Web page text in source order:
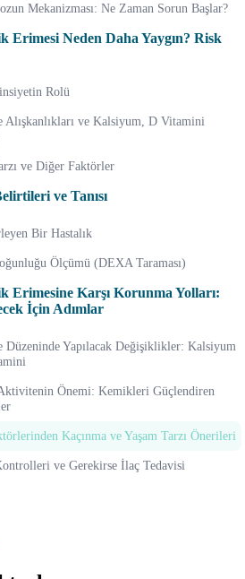
Mekanizması: Ne Zaman Sorun Başlar?
Erimesi Neden Daha Yaygın? Risk
Rolü
Alışkanlıkları ve Kalsiyum, D Vitamini
ve Diğer Faktörler
ve Tanısı
Bir Hastalık
Ölçümü (DEXA Taraması)
Erimesine Karşı Korunma Yolları:
İçin Adımlar
Düzeninde Yapılacak Değişiklikler: Kalsiyum
Önemi: Kemikleri Güçlendiren
Kaçınma ve Yaşam Tarzı Önerileri
ve Gerekirse İlaç Tedavisi